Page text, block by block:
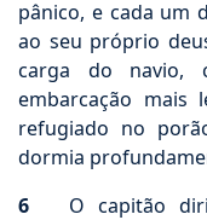
pânico, e cada um
ao seu próprio
carga do navio,
embarcação mais
refugiado no
dormia
6 O capitão